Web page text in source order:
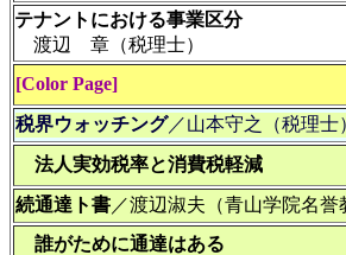
テナントにおける事業区分
渡辺 章（税理士）
[Color Page]
税界ウォッチング／山本守之（税理士
法人実効税率と消費税軽減
続通達ト書／渡辺淑夫（青山学院名
誰がために通達はある